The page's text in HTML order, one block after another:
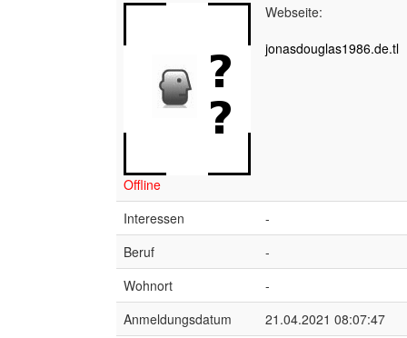
Offline
Webseite:
jonasdouglas1986.de.tl
Interessen
-
Beruf
-
Wohnort
-
Anmeldungsdatum
21.04.2021 08:07:47